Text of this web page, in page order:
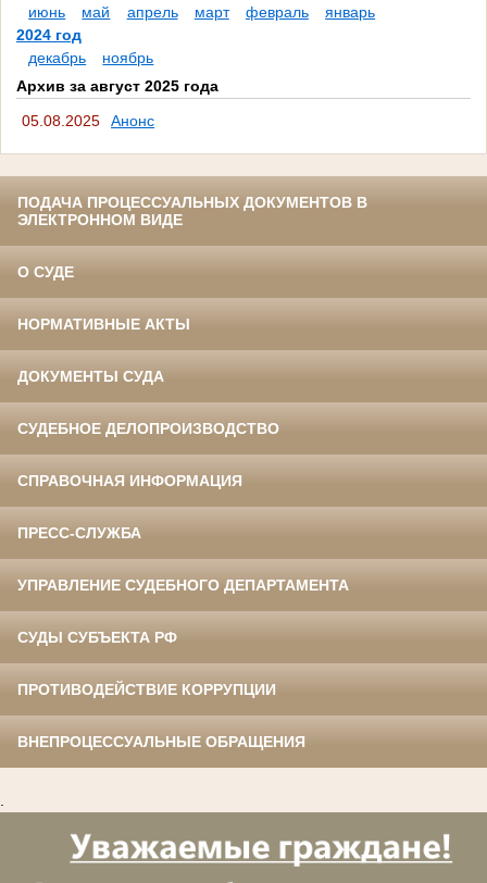
июнь
май апрель март февраль
январь
2024 год
декабрь
ноябрь
Архив за август 2025 года
05.08.2025
Анонс
ПОДАЧА ПРОЦЕССУАЛЬНЫХ ДОКУМЕНТОВ В
ЭЛЕКТРОННОМ ВИДЕ
О СУДЕ
НОРМАТИВНЫЕ АКТЫ
ДОКУМЕНТЫ СУДА
СУДЕБНОЕ ДЕЛОПРОИЗВОДСТВО
СПРАВОЧНАЯ ИНФОРМАЦИЯ
ПРЕСС-СЛУЖБА
УПРАВЛЕНИЕ СУДЕБНОГО ДЕПАРТАМЕНТА
СУДЫ СУБЪЕКТА РФ
ПРОТИВОДЕЙСТВИЕ КОРРУПЦИИ
ВНЕПРОЦЕССУАЛЬНЫЕ ОБРАЩЕНИЯ